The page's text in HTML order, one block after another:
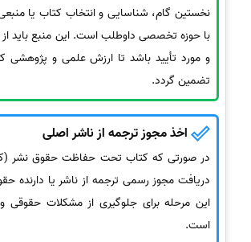
نخستین گام، شناسایی و انتخاب کتاب یا
با حوزه تخصصی داوطلب است. این منبع باید از
و مورد تأیید باشد تا ارزش علمی و پژوهشی
تضمین گردد.
اخذ مجوز ترجمه از ناشر اصلی
در صورتی که کتاب تحت حفاظت حقوق نشر
دریافت مجوز رسمی ترجمه از ناشر یا دارنده
این مرحله برای جلوگیری از مشکلات حقوقی
است.